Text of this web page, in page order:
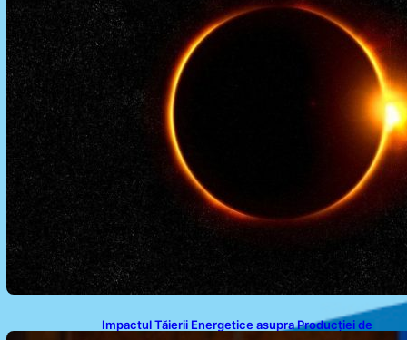
Impactul Tăierii Energetice asupra Producției de